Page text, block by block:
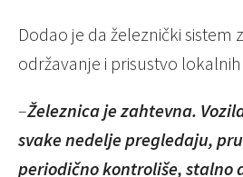
Dodao je da železnički sistem
održavanje i prisustvo
–Železnica je zahtevna.
svake nedelje pregledaju,
periodično kontroliše, stalno